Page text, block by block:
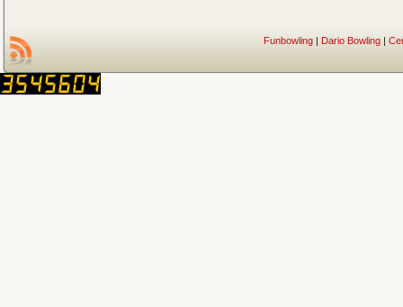
Funbowling | Dario Bowling |